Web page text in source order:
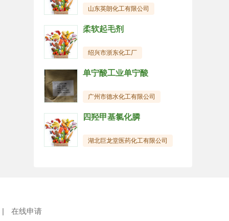
山东英朗化工有限公司
柔软起毛剂
绍兴市浙东化工厂
单宁酸工业单宁酸
广州市德水化工有限公司
四羟甲基氯化膦
湖北巨龙堂医药化工有限公司
| 在线申请